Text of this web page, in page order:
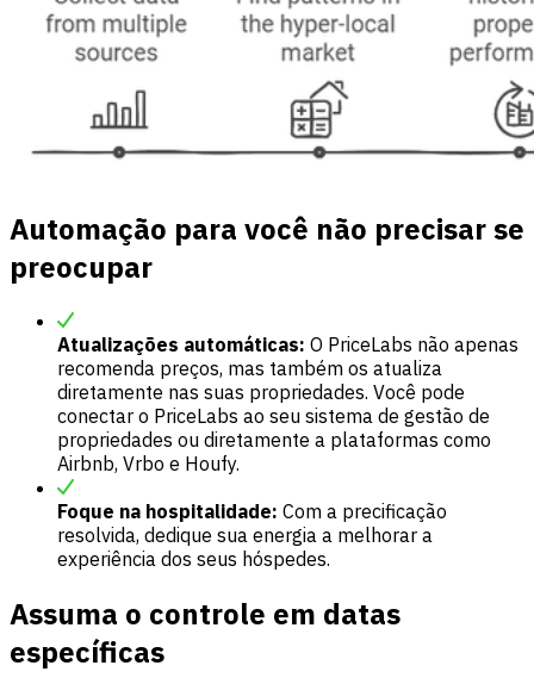
Automação para você não precisar se
preocupar
Atualizações automáticas: O PriceLabs não apenas
recomenda preços, mas também os atualiza
diretamente nas suas propriedades. Você pode
conectar o PriceLabs ao seu sistema de gestão de
propriedades ou diretamente a plataformas como
Airbnb, Vrbo e Houfy.
Foque na hospitalidade: Com a precificação
resolvida, dedique sua energia a melhorar a
experiência dos seus hóspedes.
Assuma o controle em datas
específicas